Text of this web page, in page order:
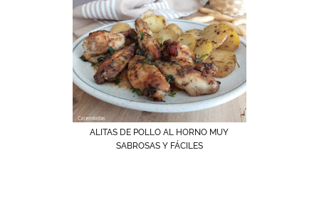
ALITAS DE POLLO AL HORNO MUY
SABROSAS Y FÁCILES